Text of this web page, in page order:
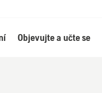
Objevujte a učte se